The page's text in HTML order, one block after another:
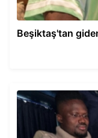
Beşiktaş'tan